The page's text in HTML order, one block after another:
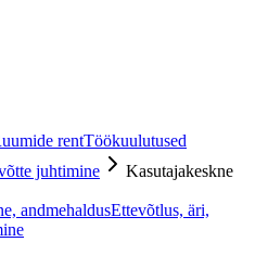
rentTöökuulutused
juhtimine
Kasutajakeskne
andmehaldusEttevõtlus, äri,